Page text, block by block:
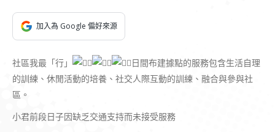
加入為 Google 偏好來源
社區我最「行」
日間布建據點的服務包含生活自理
的訓練、休閒活動的培養、社交人際互動的訓練、融合與參與社
區。
小君前段日子因缺乏交通支持而未接受服務